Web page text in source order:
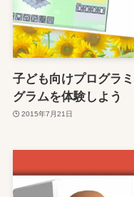
子ども向けプログラ
グラムを体験しよう
2015年7月21日